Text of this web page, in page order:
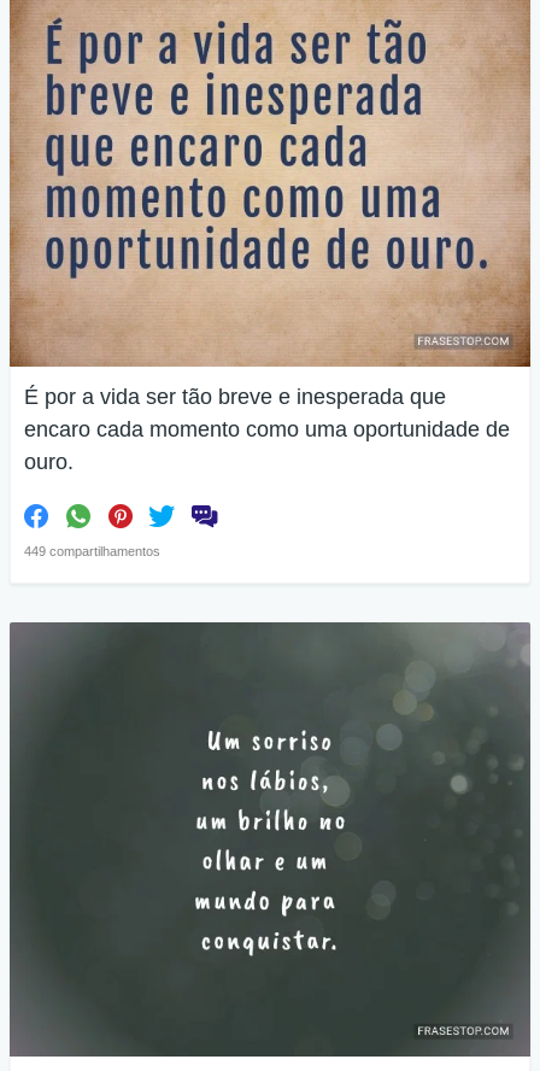
É por a vida ser tão breve e inesperada que
encaro cada momento como uma oportunidade de
ouro.
449 compartilhamentos